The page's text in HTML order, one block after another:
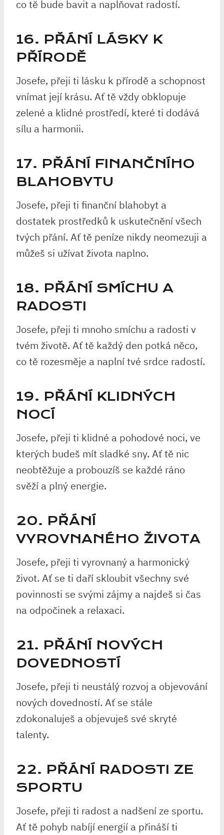
co tě bude bavit a naplňovat radostí.
16. PŘÁNÍ LÁSKY K
PŘÍRODĚ
Josefe, přeji ti lásku k přírodě a schopnost
vnímat její krásu. Ať tě vždy obklopuje
zelené a klidné prostředí, které ti dodává
sílu a harmonii.
17. PŘÁNÍ FINANČNÍHO
BLAHOBYTU
Josefe, přeji ti finanční blahobyt a
dostatek prostředků k uskutečnění všech
tvých přání. Ať tě peníze nikdy neomezuji a
můžeš si užívat života naplno.
18. PŘÁNÍ SMÍCHU A
RADOSTI
Josefe, přeji ti mnoho smíchu a radosti v
tvém životě. Ať tě každý den potká něco,
co tě rozesměje a naplní tvé srdce radostí.
19. PŘÁNÍ KLIDNÝCH
NOCÍ
Josefe, přeji ti klidné a pohodové noci, ve
kterých budeš mít sladké sny. Ať tě nic
neobtěžuje a probouzíš se každé ráno
svěží a plný energie.
20. PŘÁNÍ
VYROVNANÉHO ŽIVOTA
Josefe, přeji ti vyrovnaný a harmonický
život. Ať se ti daří skloubit všechny své
povinnosti se svými zájmy a najdeš si čas
na odpočinek a relaxaci.
21. PŘÁNÍ NOVÝCH
DOVEDNOSTÍ
Josefe, přeji ti neustálý rozvoj a objevování
nových dovedností. Ať se stále
zdokonaluješ a objevuješ své skryté
talenty.
22. PŘÁNÍ RADOSTI ZE
SPORTU
Josefe, přeji ti radost a nadšení ze sportu.
Ať tě pohyb nabíjí energií a přináší ti